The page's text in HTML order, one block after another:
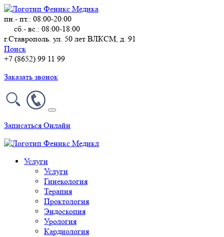
пн.- пт.: 08:00-20:00
сб.- вс.: 08:00-18:00
г.Ставрополь. ул. 50 лет ВЛКСМ, д. 91
Поиск
+7 (8652) 99 11 99
Заказать звонок
Записаться Онлайн
Услуги
Услуги
Гинекология
Терапия
Проктология
Эндоскопия
Урология
Кардиология